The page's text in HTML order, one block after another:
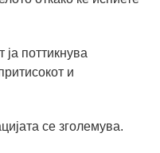
ја поттикнува
и
се зголемува.